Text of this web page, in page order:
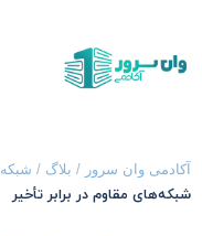
وان سرور / بلاگ/ شبکه/
مقاوم در برابر تأخیر